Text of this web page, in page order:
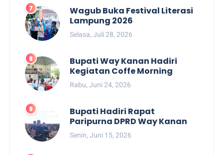
Wagub Buka Festival Literasi
Lampung 2026
Selasa, Juli 28, 2026
Bupati Way Kanan Hadiri
Kegiatan Coffe Morning
Rabu, Juni 24, 2026
Bupati Hadiri Rapat
Paripurna DPRD Way Kanan
Senin, Juni 15, 2026